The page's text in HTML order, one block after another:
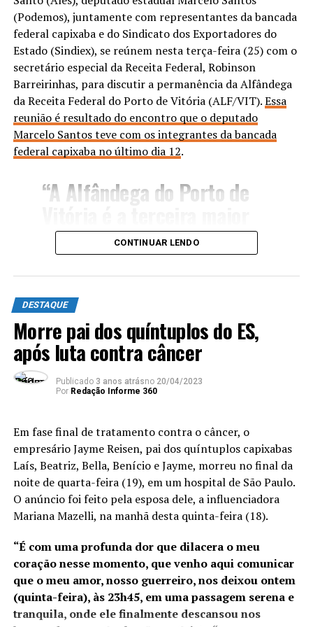
Assista o discurso completo, clicando no link abaixo.
ANÚNCIO
ASSISTA AQUI
GUARAPARI
POLITICA ZÉ PRETO
Tecnologia à serviço da população no mutirão de
NÃO PERCA
Sancionada lei que aumenta punição a quem maltrata
cães e gatos
(Podemos), juntamente com representantes da bancada
federal capixaba e do Sindicato dos Exportadores do
Estado (Sindiex), se reúnem nesta terça-feira (25) com o
secretário especial da Receita Federal, Robinson
Barreirinhas, para discutir a permanência da Alfândega
da Receita Federal do Porto de Vitória (ALF/VIT).Essa
reunião é resultado do encontro que o deputado
Marcelo Santos teve com os integrantes da bancada
federal capixaba no último dia 12.
“A Alfândega do Porto de
em volume de importações
e a segunda maior em valor
médio de Declarações de
Importação (DI) no Brasil.
Além disso, a unidade é
responsável pelo controle
de 22 instalações e
recintos alfandegados no
Espírito Santo e atuará em
novos projetos portuários
em execução, como o Porto
da Imetame, com data de
início de operação para
2025. No ano passado, os
portos capixabas
movimentaram R$ 35
bilhões em mercadorias e a
CONTINUAR LENDO
DESTAQUE
Morre pai dos quíntuplos do ES,
após luta contra câncer
Publicado 3 anos atrásno 20/04/2023
Por Redação Informe 360
Em fase final de tratamento contra o câncer, o
empresário Jayme Reisen, pai dos quíntuplos capixabas
Laís, Beatriz, Bella, Benício e Jayme, morreu no final da
noite de quarta-feira (19), em um hospital de São Paulo.
O anúncio foi feito pela esposa dele, a influenciadora
Mariana Mazelli, na manhã desta quinta-feira (18).
“É com uma profunda dor que dilacera o meu
coração nesse momento, que venho aqui comunicar
que o meu amor, nosso guerreiro, nos deixou ontem
(quinta-feira), às 23h45, em uma passagem serena e
tranquila, onde ele finalmente descansou nos